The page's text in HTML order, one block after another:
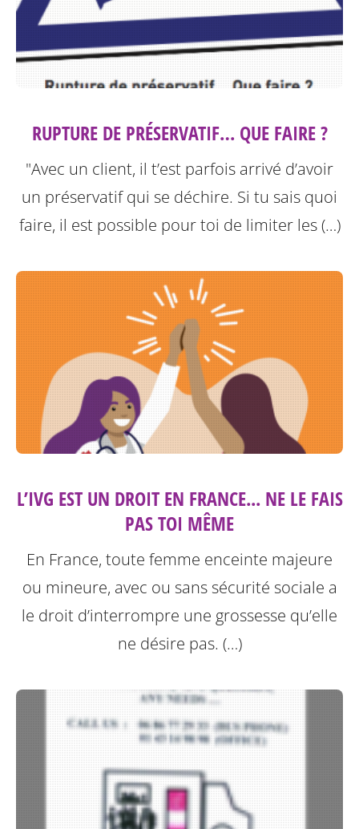
RUPTURE DE PRÉSERVATIF… QUE FAIRE ?
"Avec un client, il t’est parfois arrivé d’avoir
un préservatif qui se déchire. Si tu sais quoi
faire, il est possible pour toi de limiter les (…)
L’IVG EST UN DROIT EN FRANCE... NE LE FAIS
PAS TOI MÊME
En France, toute femme enceinte majeure
ou mineure, avec ou sans sécurité sociale a
le droit d’interrompre une grossesse qu’elle
ne désire pas. (…)